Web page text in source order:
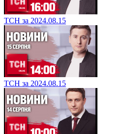
ТСН за 2024.08.15
ТСН за 2024.08.15